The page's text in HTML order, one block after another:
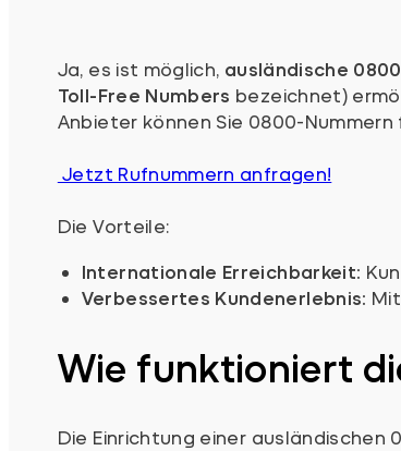
Ja, es ist möglich, ausländische
Toll-Free Numbers bezeichnet)
Anbieter können Sie 0800-
Jetzt Rufnummern anfragen!
Die Vorteile:
Internationale Erreichbarkeit:
Verbessertes Kundenerlebnis:
Wie funktioniert
Die Einrichtung einer